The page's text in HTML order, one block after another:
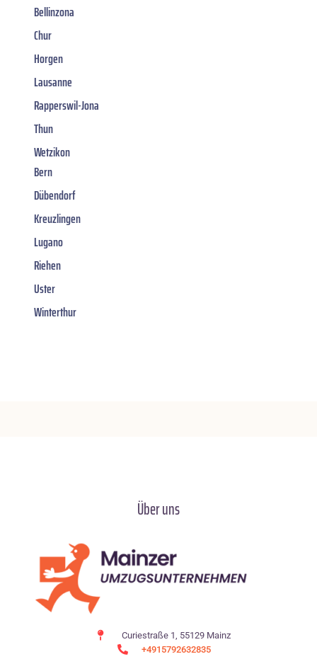
Bellinzona
Chur
Horgen
Lausanne
Rapperswil-Jona
Thun
Wetzikon
Bern
Dübendorf
Kreuzlingen
Lugano
Riehen
Uster
Winterthur
Über uns
Curiestraße 1, 55129 Mainz
+4915792632835